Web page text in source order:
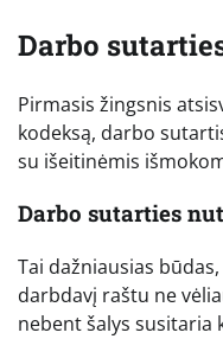
Darbo
Pirmasis žingsnis
kodeksą, darbo
su išeitinėmis
Darbo sutarties
Tai dažniausias
darbdavį raštu ne
nebent šalys